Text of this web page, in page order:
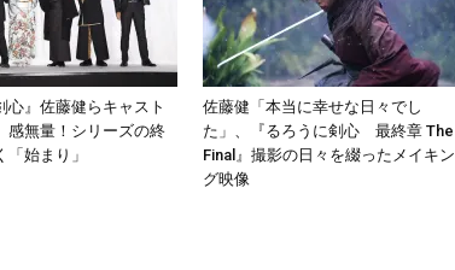
心』佐藤健らキャスト
感無量！シリーズの終
始まり」
佐藤健「本当に幸せな日々でし
た」、『るろうに剣心 最終章 The
Final』撮影の日々を綴ったメイキン
グ映像